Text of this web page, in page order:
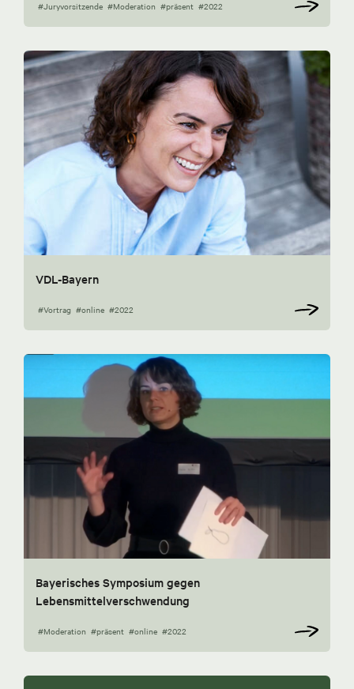
#Juryvorsitzende #Moderation #präsent #2022
VDL-Bayern
#Vortrag #online #2022
Bayerisches Symposium gegen
Lebensmittelverschwendung
#Moderation #präsent #online #2022